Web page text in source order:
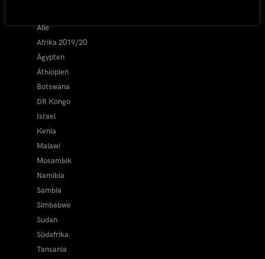
Alle
Afrika 2019/20
Ägypten
Äthiopien
Botswana
DR Kongo
Israel
Kenia
Malawi
Mosambik
Namibia
Sambia
Simbabwe
Sudan
Südafrika
Tansania